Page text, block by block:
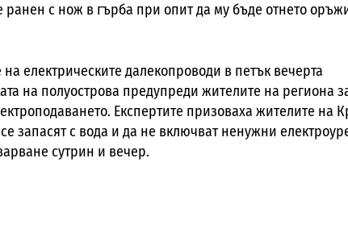
с нож в гърба при опит да му бъде отнето
електрическите далекопроводи в петък вечерта
на полуострова предупреди жителите на региона
Експертите призоваха жителите на
запасят с вода и да не включват ненужни
сутрин и вечер.